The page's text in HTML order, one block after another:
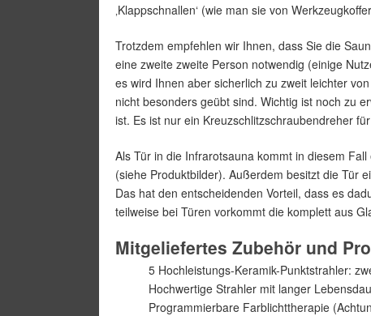
‚Klappschnallen‘ (wie man sie von
Trotzdem empfehlen wir Ihnen, dass Sie die
eine zweite zweite Person notwendig (einige
es wird Ihnen aber sicherlich zu zweit leichter
nicht besonders geübt sind. Wichtig ist noch zu
ist. Es ist nur ein Kreuzschlitzschraubendreher
Als Tür in die Infrarotsauna kommt in diesem
(siehe Produktbilder). Außerdem besitzt die Tür
Das hat den entscheidenden Vorteil, dass es
teilweise bei Türen vorkommt die komplett aus
Mitgeliefertes Zubehör und
5 Hochleistungs-Keramik-Punktstrahler:
Hochwertige Strahler mit langer
Programmierbare Farblichttherapie